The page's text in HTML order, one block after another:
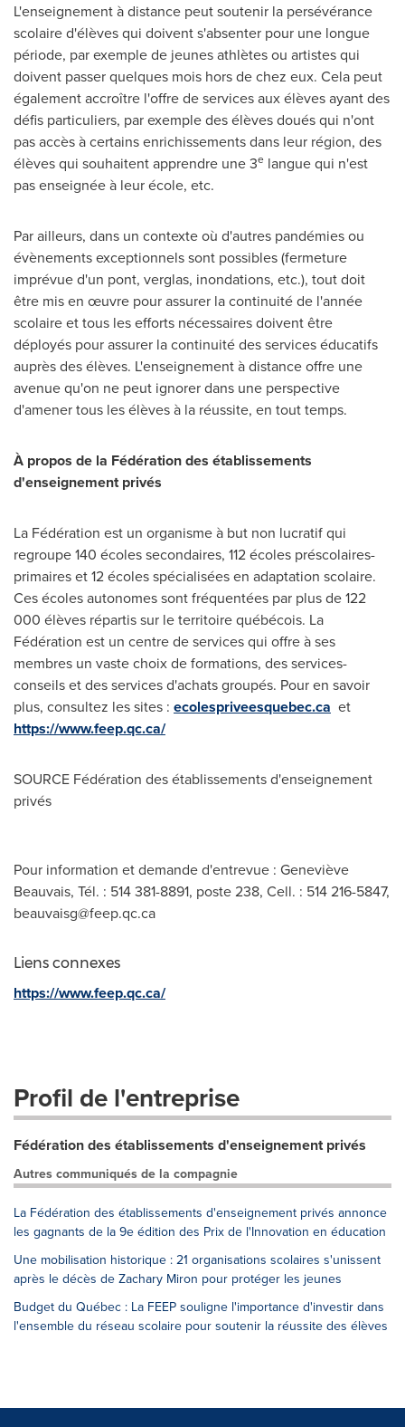
L'enseignement à distance peut soutenir la persévérance
scolaire d'élèves qui doivent s'absenter pour une longue
période, par exemple de jeunes athlètes ou artistes qui
doivent passer quelques mois hors de chez eux. Cela peut
également accroître l'offre de services aux élèves ayant des
défis particuliers, par exemple des élèves doués qui n'ont
pas accès à certains enrichissements dans leur région, des
élèves qui souhaitent apprendre une 3e langue qui n'est
pas enseignée à leur école, etc.
Par ailleurs, dans un contexte où d'autres pandémies ou
évènements exceptionnels sont possibles (fermeture
imprévue d'un pont, verglas, inondations, etc.), tout doit
être mis en œuvre pour assurer la continuité de l'année
scolaire et tous les efforts nécessaires doivent être
déployés pour assurer la continuité des services éducatifs
auprès des élèves. L'enseignement à distance offre une
avenue qu'on ne peut ignorer dans une perspective
d'amener tous les élèves à la réussite, en tout temps.
À propos de la Fédération des établissements
d'enseignement privés
La Fédération est un organisme à but non lucratif qui
regroupe 140 écoles secondaires, 112 écoles préscolaires-
primaires et 12 écoles spécialisées en adaptation scolaire.
Ces écoles autonomes sont fréquentées par plus de 122
000 élèves répartis sur le territoire québécois. La
Fédération est un centre de services qui offre à ses
membres un vaste choix de formations, des services-
conseils et des services d'achats groupés. Pour en savoir
plus, consultez les sites : ecolespriveesquebec.ca et
https://www.feep.qc.ca/
SOURCE Fédération des établissements d'enseignement
privés
Pour information et demande d'entrevue : Geneviève
Beauvais, Tél. : 514 381-8891, poste 238, Cell. : 514 216-5847,
beauvaisg@feep.qc.ca
Liens connexes
https://www.feep.qc.ca/
Profil de l'entreprise
Fédération des établissements d'enseignement privés
Autres communiqués de la compagnie
La Fédération des établissements d'enseignement privés annonce
les gagnants de la 9e édition des Prix de l'Innovation en éducation
Une mobilisation historique : 21 organisations scolaires s'unissent
après le décès de Zachary Miron pour protéger les jeunes
Budget du Québec : La FEEP souligne l'importance d'investir dans
l'ensemble du réseau scolaire pour soutenir la réussite des élèves